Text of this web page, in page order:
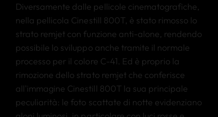
Diversamente dalle pellicole cinematografiche,
nella pellicola Cinestill 800T, è stato rimosso lo
strato remjet con funzione anti-alone, rendendo
possibile lo sviluppo anche tramite il normale
processo per il colore C-41. Ed è proprio la
rimozione dello strato remjet che conferisce
all'immagine Cinestill 800T la sua principale
peculiarità: le foto scattate di notte evidenziano